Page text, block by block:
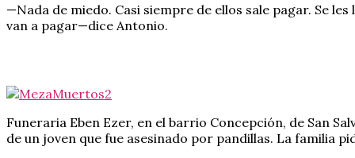
—Nada de miedo. Casi siempre de ellos sale pagar. Se
van a pagar—dice Antonio.
Funeraria Eben Ezer, en el barrio Concepción, de San
de un joven que fue asesinado por pandillas. La familia